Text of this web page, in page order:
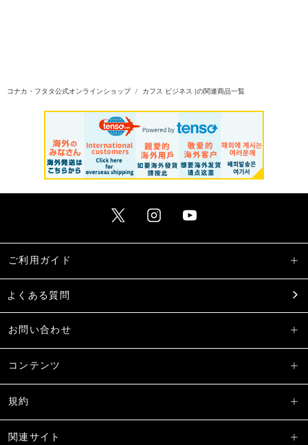
コナカ・フタタ公式オンラインショップ カフス ビジネス |の関連商品一覧
ご利用ガイド
よくある質問
お問い合わせ
コンテンツ
規約
関連サイト